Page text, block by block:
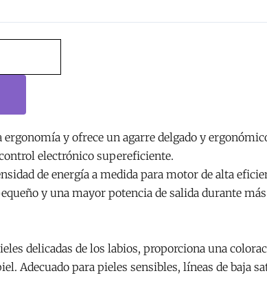
y ofrece un agarre delgado y
electrónico supereficiente.
de energía a medida para motor de alta
y una mayor potencia de salida durante
delicadas de los labios, proporciona una
Adecuado para pieles sensibles, líneas de baja